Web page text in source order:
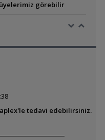
üyelerimiz görebilir
tedavi edebilirsiniz.